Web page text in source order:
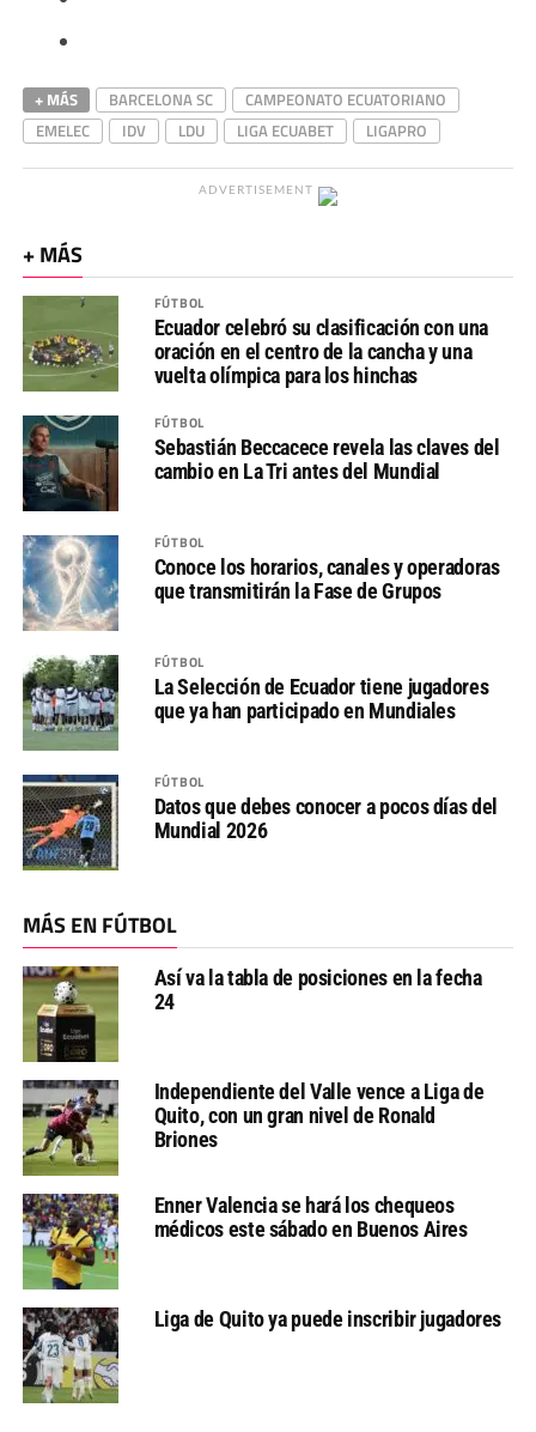
+ MÁS BARCELONA SC
CAMPEONATO ECUATORIANO
EMELEC
IDV LDU LIGA ECUABET LIGAPRO
ADVERTISEMENT
+ MÁS
FÚTBOL
Ecuador celebró su clasificación con una
oración en el centro de la cancha y una
vuelta olímpica para los hinchas
FÚTBOL
Sebastián Beccacece revela las claves del
cambio en La Tri antes del Mundial
FÚTBOL
Conoce los horarios, canales y operadoras
que transmitirán la Fase de Grupos
FÚTBOL
La Selección de Ecuador tiene jugadores
que ya han participado en Mundiales
FÚTBOL
Datos que debes conocer a pocos días del
Mundial 2026
MÁS EN FÚTBOL
Así va la tabla de posiciones en la fecha
24
Independiente del Valle vence a Liga de
Quito, con un gran nivel de Ronald
Briones
Enner Valencia se hará los chequeos
médicos este sábado en Buenos Aires
Liga de Quito ya puede inscribir jugadores